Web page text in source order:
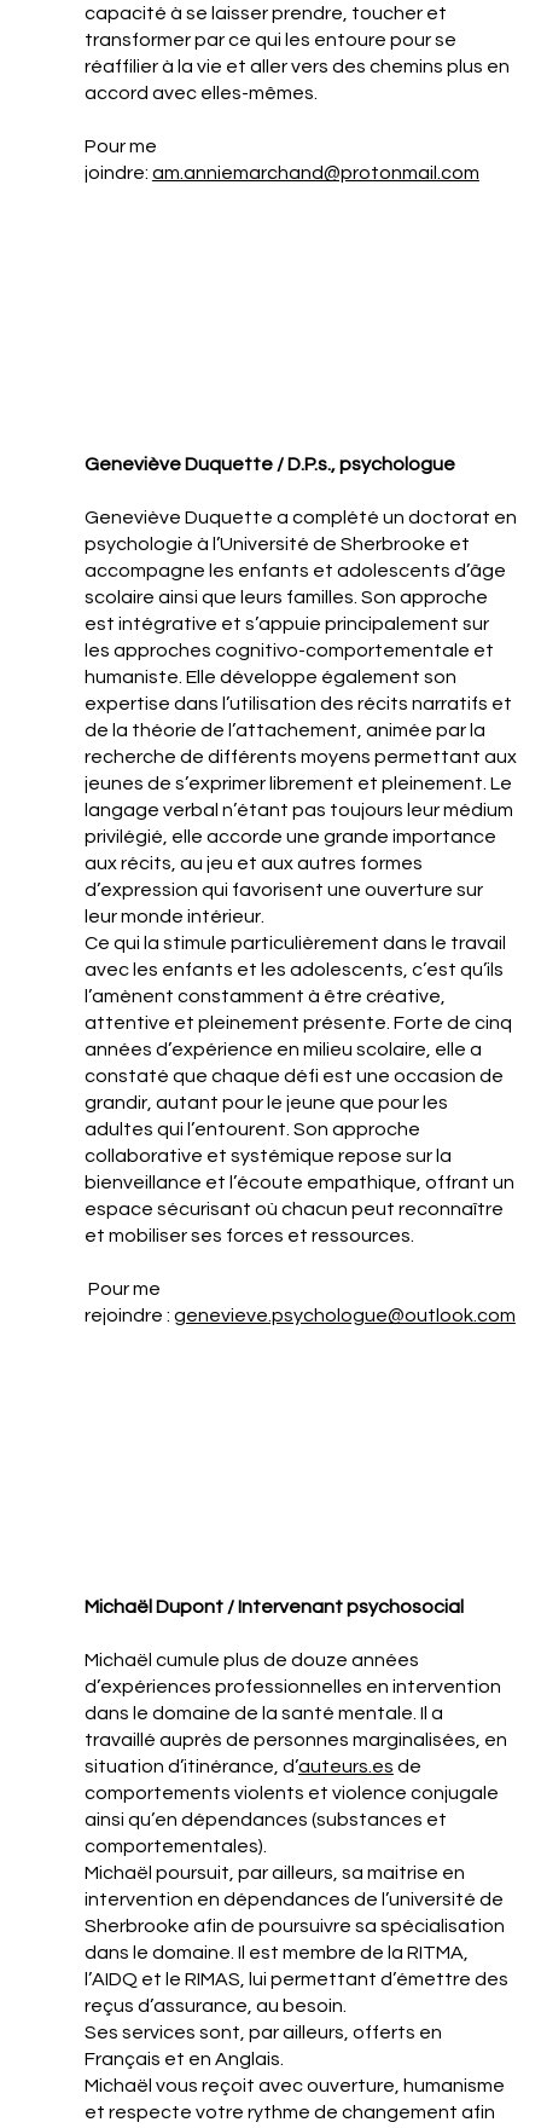
capacité à se laisser prendre, toucher et
transformer par ce qui les entoure pour se
réaffilier à la vie et aller vers des chemins plus en
accord avec elles-mêmes.
Pour me
joindre: am.anniemarchand@protonmail.com
Geneviève Duquette / D.P.s., psychologue
Geneviève Duquette a complété un doctorat en
psychologie à l’Université de Sherbrooke et
accompagne les enfants et adolescents d’âge
scolaire ainsi que leurs familles. Son approche
est intégrative et s’appuie principalement sur
les approches cognitivo-comportementale et
humaniste. Elle développe également son
expertise dans l’utilisation des récits narratifs et
de la théorie de l’attachement, animée par la
recherche de différents moyens permettant aux
jeunes de s’exprimer librement et pleinement. Le
langage verbal n’étant pas toujours leur médium
privilégié, elle accorde une grande importance
aux récits, au jeu et aux autres formes
d’expression qui favorisent une ouverture sur
leur monde intérieur.
Ce qui la stimule particulièrement dans le travail
avec les enfants et les adolescents, c’est qu’ils
l’amènent constamment à être créative,
attentive et pleinement présente. Forte de cinq
années d’expérience en milieu scolaire, elle a
constaté que chaque défi est une occasion de
grandir, autant pour le jeune que pour les
adultes qui l’entourent. Son approche
collaborative et systémique repose sur la
bienveillance et l’écoute empathique, offrant un
espace sécurisant où chacun peut reconnaître
et mobiliser ses forces et ressources.
Pour me
rejoindre : genevieve.psychologue@outlook.com
Michaël Dupont / Intervenant psychosocial
Michaël cumule plus de douze années
d’expériences professionnelles en intervention
dans le domaine de la santé mentale. Il a
travaillé auprès de personnes marginalisées, en
situation d’itinérance, d’auteurs.es de
comportements violents et violence conjugale
ainsi qu’en dépendances (substances et
comportementales).
Michaël poursuit, par ailleurs, sa maitrise en
intervention en dépendances de l’université de
Sherbrooke afin de poursuivre sa spécialisation
dans le domaine. Il est membre de la RITMA,
l’AIDQ et le RIMAS, lui permettant d’émettre des
reçus d’assurance, au besoin.
Ses services sont, par ailleurs, offerts en
Français et en Anglais.
Michaël vous reçoit avec ouverture, humanisme
et respecte votre rythme de changement afin